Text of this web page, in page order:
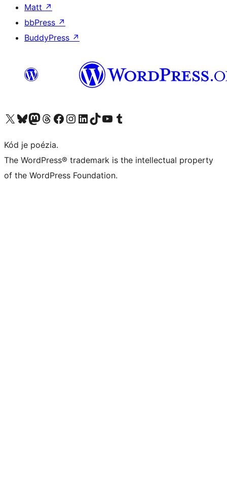
Matt ↗
bbPress ↗
BuddyPress ↗
Navštívte náš účet na X (predtým Twitter)
Navštívte náš účet na platforme Bluesky
Navštívte náš účet na Mastodone
Navštívte náš účet na platforme Threads
Navštívte našu stránku na Facebooku
Navštívte náš účet Instagram
Navštívte náš účet LinkedIn
Navštívte náš účet na platforme TikTok
Navštívte náš kanál YouTube
Navštívte náš účet na platforme Tumblr
Kód je poézia.
The WordPress® trademark is the intellectual property
of the WordPress Foundation.